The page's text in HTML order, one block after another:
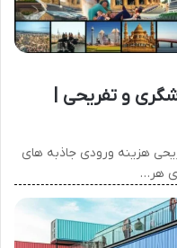
و تفریحی |
هزینه ورودی جاذبه های